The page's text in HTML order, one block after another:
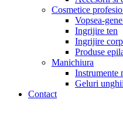
Cosmetice
Vopsea-
Ingrijire ten
Ingrijire corp
Produse
Manichiura
Instrumente
Geluri
Contact